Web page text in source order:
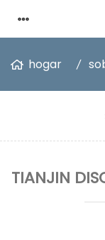
hogar
TIANJIN